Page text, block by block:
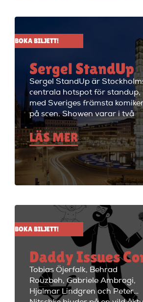
BOKA BILJETT!
Sergel StandUp
Sergel StandUp är
centrala hotspot för standup,
med Sveriges främsta
på scen. Showen varar i två
timmar med en paus, och
efteråt fortsätter kvällen med
cocktails i restaurangdelen.
Perfekt för en dejt eller en
med vänner! Sergel StandUp
både den perfekta förfesten
ladda batterierna. Showen
håller på i ungefär två timmar
med en paus i mitten på 15
minuter. Efter showen kan
kvällen fortsätta med fest i
restaurangdelen med ett stort
utbud av fantastiska cocktails
och fräscha drinkar.
LÄS MER
BOKA BILJETT!
Daddy Issues
Tobias Öjerfalk, Behrad
Rouzbeh, Gabriele Ambrogi,
Hjalmar Lindgren och Peter